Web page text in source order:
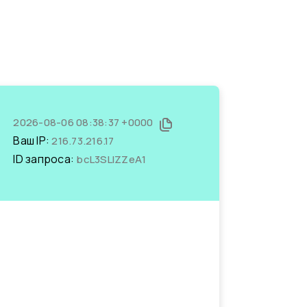
2026-08-06 08:38:37 +0000
Ваш IP:216.73.216.17
ID запроса: bcL3SLIZZeA1